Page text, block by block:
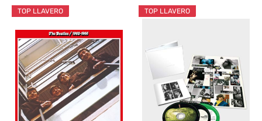
TOP LLAVERO TOP LLAVERO